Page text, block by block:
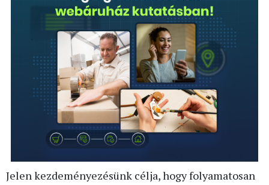
Jelen kezdeményezésünk célja, hogy folyamatosan